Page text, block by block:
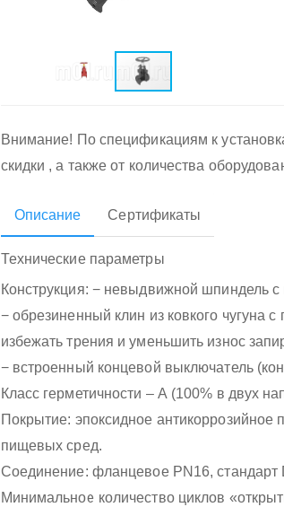
Внимание! По спецификациям к
скидки , а также от количества
Описание Сертификаты
Технические параметры
Конструкция: − невыдвижной шпиндель
− обрезиненный клин из ковкого чугуна
избежать трения и уменьшить износ
− встроенный концевой выключатель
Класс герметичности – А (100% в двух
Покрытие: эпоксидное
пищевых сред.
Соединение: фланцевое PN16, стандарт
Минимальное количество циклов